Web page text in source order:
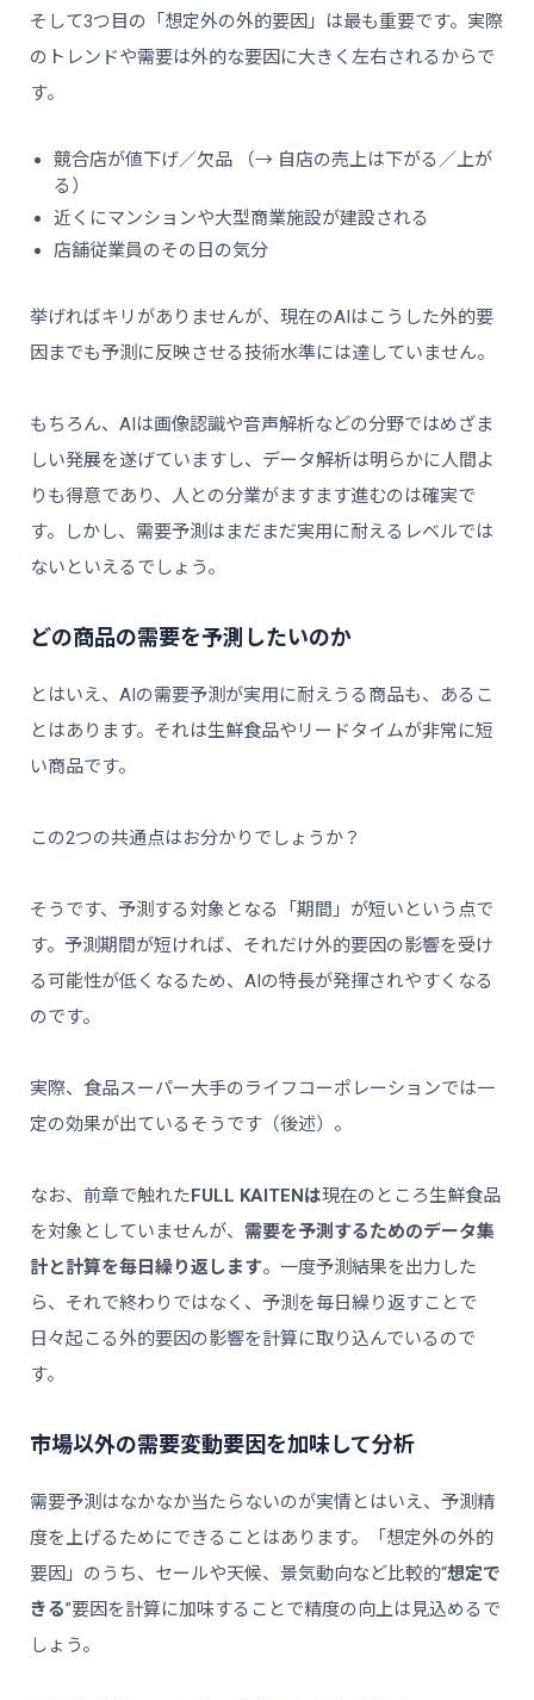
そして3つ目の「想定外の外的要因」は最も重要です。実際
のトレンドや需要は外的な要因に大きく左右されるからで
す。
競合店が値下げ／欠品 （→ 自店の売上は下がる／上が
る）
近くにマンションや大型商業施設が建設される
店舗従業員のその日の気分
挙げればキリがありませんが、現在のAIはこうした外的要
因までも予測に反映させる技術水準には達していません。
もちろん、AIは画像認識や音声解析などの分野ではめざま
しい発展を遂げていますし、データ解析は明らかに人間よ
りも得意であり、人との分業がますます進むのは確実で
す。しかし、需要予測はまだまだ実用に耐えるレベルでは
ないといえるでしょう。
どの商品の需要を予測したいのか
とはいえ、AIの需要予測が実用に耐えうる商品も、あるこ
とはあります。それは生鮮食品やリードタイムが非常に短
い商品です。
この2つの共通点はお分かりでしょうか？
そうです、予測する対象となる「期間」が短いという点で
す。予測期間が短ければ、それだけ外的要因の影響を受け
る可能性が低くなるため、AIの特長が発揮されやすくなる
のです。
実際、食品スーパー大手のライフコーポレーションでは一
定の効果が出ているそうです（後述）。
なお、前章で触れたFULL KAITENは現在のところ生鮮食品
を対象としていませんが、 需要を予測するためのデータ集
計と計算を毎日繰り返します。一度予測結果を出力した
ら、それで終わりではなく、予測を毎日繰り返すことで
日々起こる外的要因の影響を計算に取り込んでいるので
す。
市場以外の需要変動要因を加味して分析
需要予測はなかなか当たらないのが実情とはいえ、予測精
度を上げるためにできることはあります。「想定外の外的
要因」のうち、セールや天候、景気動向など比較的“想定で
きる”要因を計算に加味することで精度の向上は見込めるで
しょう。